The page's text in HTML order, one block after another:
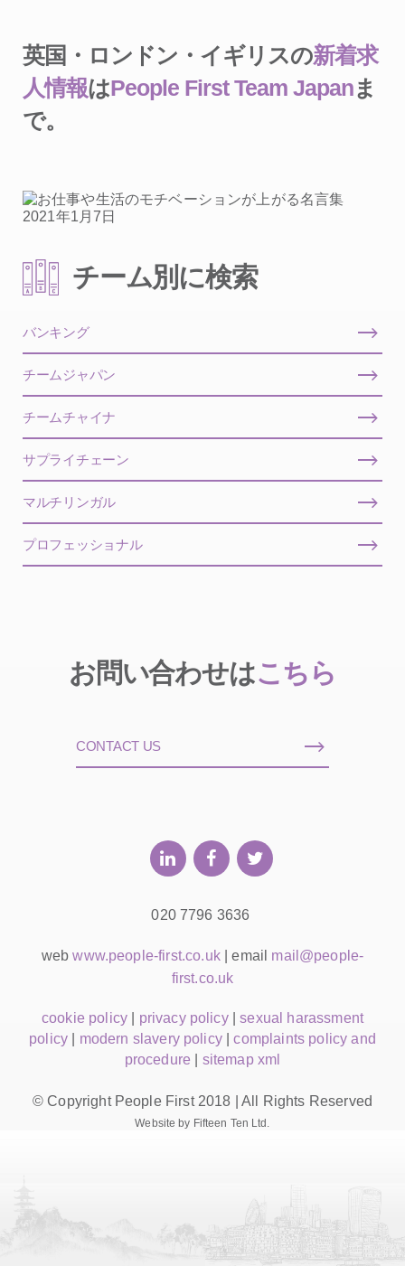
英国・ロンドン・イギリスの新着求
人情報はPeople First Team Japanま
で。
チーム別に検索
バンキング
チームジャパン
チームチャイナ
サプライチェーン
マルチリンガル
プロフェッショナル
お問い合わせはこちら
CONTACT US
020 7796 3636
webwww.people-first.co.uk| email mail@people-
first.co.uk
cookie policy privacy policy|sexual harassment
policy
modern slavery policy|complaints policy and
procedure
sitemap xml
© Copyright People First 2018 | All Rights Reserved
Website by Fifteen Ten Ltd.